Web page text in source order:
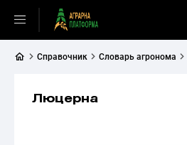
Справочник Словарь агронома
Люцерна